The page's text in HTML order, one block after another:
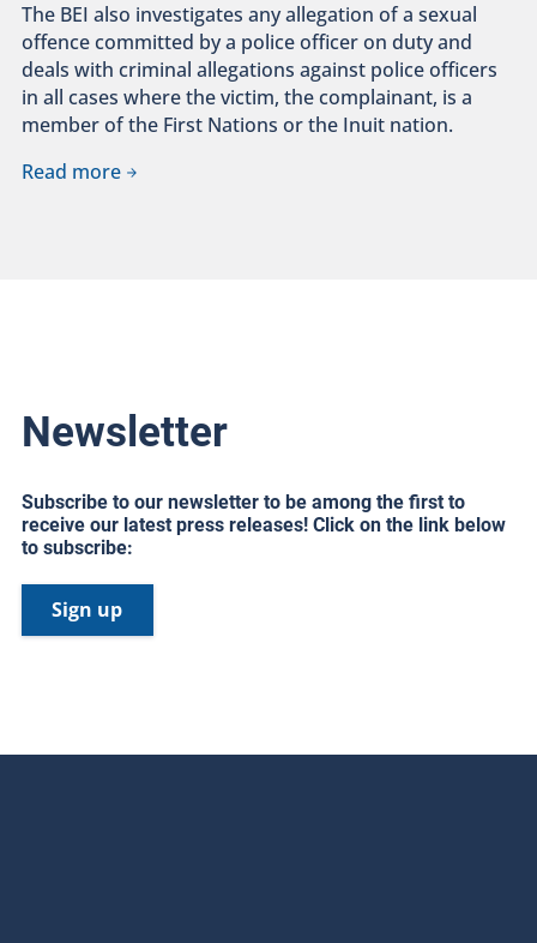
The BEI also investigates any allegation of a sexual
offence committed by a police officer on duty and
deals with criminal allegations against police officers
in all cases where the victim, the complainant, is a
member of the First Nations or the Inuit nation.
Read more
Newsletter
Subscribe to our newsletter to be among the first to
receive our latest press releases! Click on the link below
to subscribe:
Sign up